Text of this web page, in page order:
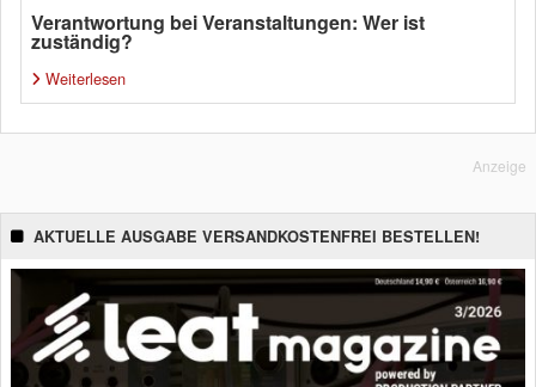
Verantwortung bei Veranstaltungen: Wer ist
zuständig?
Weiterlesen
Anzeige
AKTUELLE AUSGABE VERSANDKOSTENFREI BESTELLEN!